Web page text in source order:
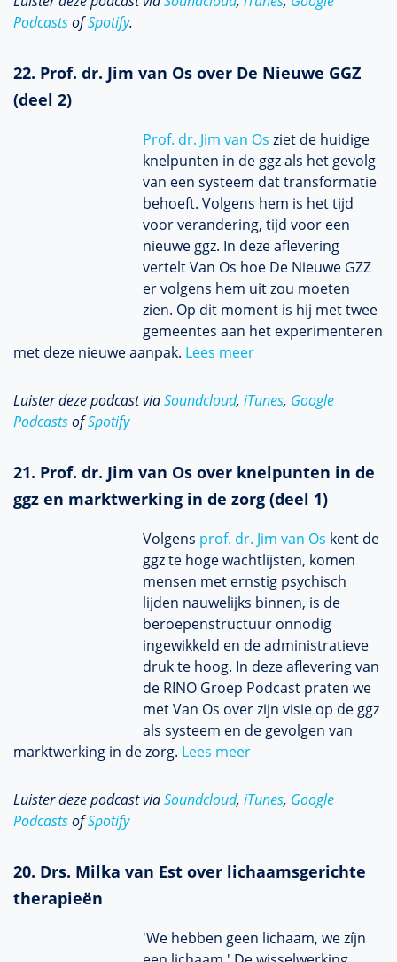
PodcastsofSpotify.
22. Prof. dr. Jim van Os over De Nieuwe GGZ
(deel 2)
Prof. dr. Jim van Os ziet de huidige
knelpunten in de ggz als het gevolg
van een systeem dat transformatie
behoeft. Volgens hem is het tijd
voor verandering, tijd voor een
nieuwe ggz. In deze aflevering
vertelt Van Os hoe De Nieuwe GZZ
er volgens hem uit zou moeten
zien. Op dit moment is hij met twee
gemeentes aan het experimenteren
met deze nieuwe aanpak. Lees meer
Luister deze podcast viaSoundcloud, iTunes, Google
PodcastsofSpotify
21. Prof. dr. Jim van Os over knelpunten in de
ggz en marktwerking in de zorg (deel 1)
Volgens prof. dr. Jim van Os kent de
ggz te hoge wachtlijsten, komen
mensen met ernstig psychisch
lijden nauwelijks binnen, is de
beroepenstructuur onnodig
ingewikkeld en de administratieve
druk te hoog. In deze aflevering van
de RINO Groep Podcast praten we
met Van Os over zijn visie op de ggz
als systeem en de gevolgen van
marktwerking in de zorg. Lees meer
Luister deze podcast viaSoundcloud, iTunes, Google
PodcastsofSpotify
20. Drs. Milka van Est over lichaamsgerichte
therapieën
'We hebben geen lichaam, we zíjn